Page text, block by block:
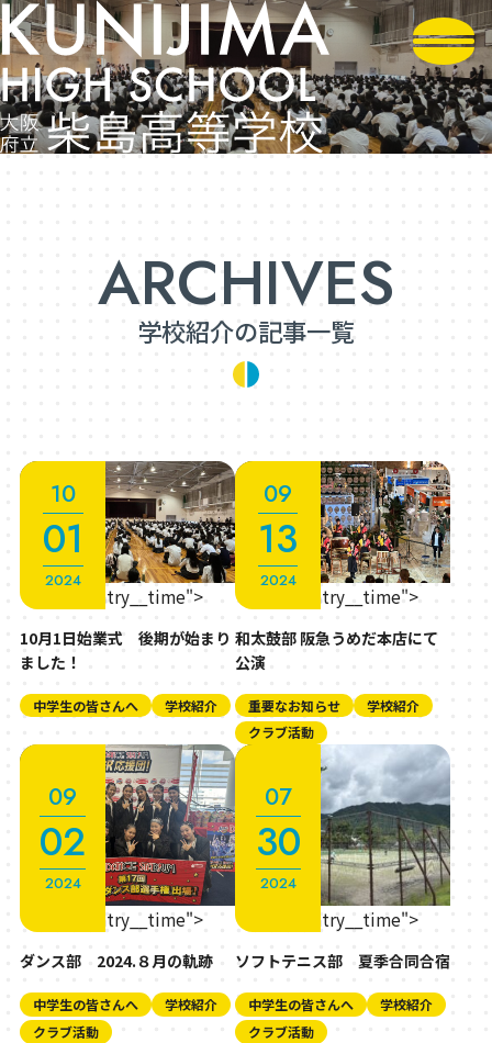
学校紹介の記事一覧
2024
10
01
" class="entry__time">
10月1日始業式 後期が始まり
ました！
中学生の皆さんへ 学校紹介
2024
09
13
" class="entry__time">
和太鼓部 阪急うめだ本店にて
公演
重要なお知らせ
学校紹介
クラブ活動
2024
09
02
" class="entry__time">
ダンス部 2024.８月の軌跡
中学生の皆さんへ
学校紹介
クラブ活動
2024
07
30
" class="entry__time">
ソフトテニス部 夏季合同合宿
中学生の皆さんへ
学校紹介
クラブ活動